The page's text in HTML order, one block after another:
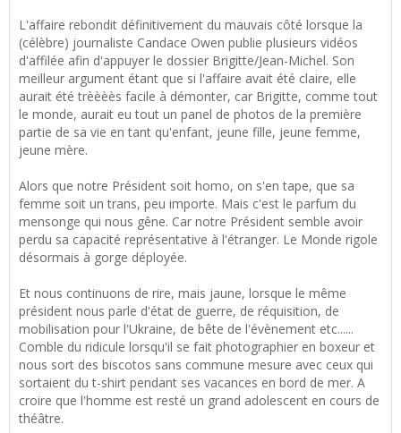
L'affaire rebondit définitivement du mauvais côté lorsque la
(célèbre) journaliste Candace Owen publie plusieurs vidéos
d'affilée afin d'appuyer le dossier Brigitte/Jean-Michel. Son
meilleur argument étant que si l'affaire avait été claire, elle
aurait été trèèèès facile à démonter, car Brigitte, comme tout
le monde, aurait eu tout un panel de photos de la première
partie de sa vie en tant qu'enfant, jeune fille, jeune femme,
jeune mère.
Alors que notre Président soit homo, on s'en tape, que sa
femme soit un trans, peu importe. Mais c'est le parfum du
mensonge qui nous gêne. Car notre Président semble avoir
perdu sa capacité représentative à l'étranger. Le Monde rigole
désormais à gorge déployée.
Et nous continuons de rire, mais jaune, lorsque le même
président nous parle d'état de guerre, de réquisition, de
mobilisation pour l'Ukraine, de bête de l'évènement etc......
Comble du ridicule lorsqu'il se fait photographier en boxeur et
nous sort des biscotos sans commune mesure avec ceux qui
sortaient du t-shirt pendant ses vacances en bord de mer. A
croire que l'homme est resté un grand adolescent en cours de
théâtre.